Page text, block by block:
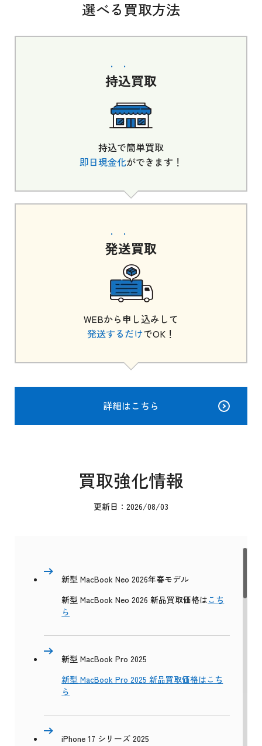
選べる買取方法
持込買取
持込で簡単買取
即日現金化ができます！
発送買取
WEBから申し込みして
発送するだけでOK！
詳細はこちら
買取強化情報
更新日：2026/08/03
新型 MacBook Neo 2026年春モデル
新型 MacBook Neo 2026 新品買取価格はこち
ら
新型 MacBook Pro 2025
新型 MacBook Pro 2025 新品買取価格はこち
ら
iPhone 17 シリーズ 2025